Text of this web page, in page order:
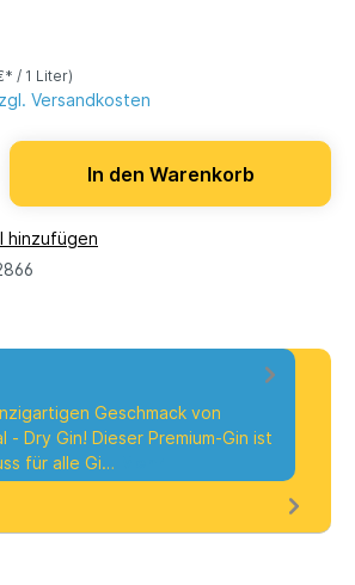
/ 1 Liter)
Versandkosten
In den Warenkorb
hinzufügen
Geschmack von
- Dry Gin! Dieser Premium-Gin ist
für alle Gi…